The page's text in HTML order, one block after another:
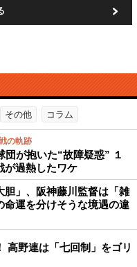
その他 コラム
の軌跡
が抱いた“故障疑惑” １
が過熱したワケ
胆」、阪神藤川監督は「雑
運を分けそうな境遇の違
高野連は「七回制」をゴリ